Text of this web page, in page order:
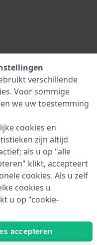
weer op voorraad
onmiddellijk
Naar wenslijst
verschillende
. Voor sommige
we uw toestemming
cookies en
zijn altijd
als u op "alle
klikt, accepteert
cookies. Als u zelf
cookies u
u op "cookie-
accepteren